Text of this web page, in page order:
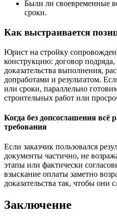
Были ли своевременные
сроки.
Как выстраивается
Юрист на стройку
конструкцию: договор
доказательства выполнения,
допработами и результатом.
или сроки, параллельно
строительных работ или
Когда без допсоглашения всё
требования
Если заказчик пользовался
документы частично, не
этапы или фактически
взыскание оплаты заметно
доказательства так, чтобы они
Заключение